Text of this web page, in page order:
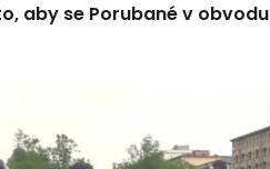
aby se Porubané v obvodu